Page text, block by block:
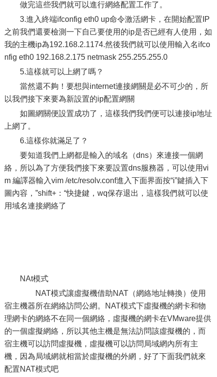
做完這些我們就可以進行網絡配置工作了。
3.進入終端ifconfig eth0 up命令激活網卡，在開始配置IP
之前我們還要檢測一下自己要使用的ip是否已經有人使用，如
我的主機ip為192.168.2.1174.然後我們就可以使用輸入名ifco
nfig eth0 192.168.2.175 netmask 255.255.255.0
5.這樣就可以上網了嗎？
當然還不夠！要想與internet連接網關是必不可少的，所
以我們接下來要為新設置的ip配置網關
如圖網關便設置成功了，這樣我們我們便可以連接ip地址
上網了。
6.這樣你就滿足了？
要知道我們上網都是輸入的域名（dns）來連接一個網
絡，所以為了方便我們接下來要設置dns服務器，可以使用vi
m 編譯器輸入vim /etc/resolv.conf進入下面界面按“i”鍵插入下
圖內容，”shift+：“快捷鍵，wq保存退出，這樣我們就可以使
用域名連接網絡了
NAt模式
NAT模式讓虛擬機借助NAT（網絡地址轉換）使用
宿主機器所在網絡訪問公網。NAT模式下虛擬機的網卡和物
理網卡的網絡不在同一個網絡，虛擬機的網卡在VMware提供
的一個虛擬網絡，所以其他主機是無法訪問該虛擬機的，而
宿主機可以訪問虛擬機，虛擬機可以訪問局域網內所有主
機，因為局域網就相當於虛擬機的外網，好了下面我們就來
配置NAT模式吧